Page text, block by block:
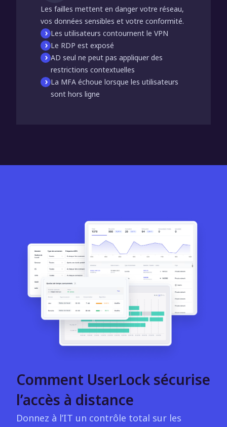
Les failles mettent en danger votre réseau,
vos données sensibles et votre conformité.
Les utilisateurs contournent le VPN
Le RDP est exposé
AD seul ne peut pas appliquer des
restrictions contextuelles
La MFA échoue lorsque les utilisateurs
sont hors ligne
Comment UserLock sécurise
l’accès à distance
Donnez à l’IT un contrôle total sur les